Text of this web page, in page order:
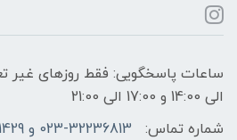
الی 14:00 و 17:00 الی 21:00
شماره تماس:
023-32236813 و 09198551429